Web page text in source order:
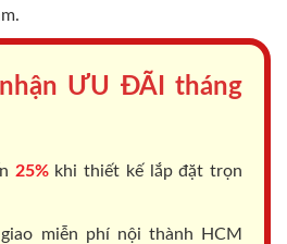
ƯU ĐÃI tháng
25%khi thiết kế lắp đặt trọn
miễn phí nội thành HCM